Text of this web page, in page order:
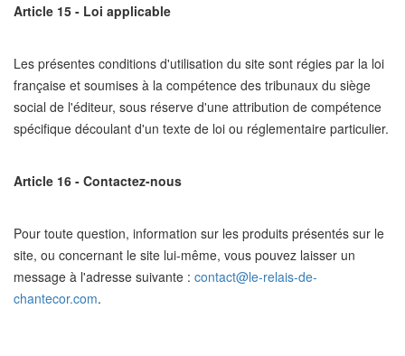
Article 15 - Loi applicable
Les présentes conditions d'utilisation du site sont régies par la loi
française et soumises à la compétence des tribunaux du siège
social de l'éditeur, sous réserve d'une attribution de compétence
spécifique découlant d'un texte de loi ou réglementaire particulier.
Article 16 - Contactez-nous
Pour toute question, information sur les produits présentés sur le
site, ou concernant le site lui-même, vous pouvez laisser un
message à l'adresse suivante : contact@le-relais-de-
chantecor.com.